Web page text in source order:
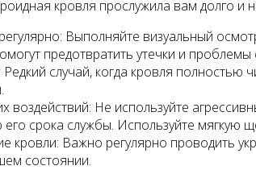
кровля прослужила вам долго и
Выполняйте визуальный
предотвратить утечки и проблемы
случай, когда кровля полностью
воздействий: Не используйте
срока службы. Используйте мягкую
кровли: Важно регулярно проводить
состоянии.